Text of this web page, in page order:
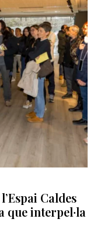
Caldes
que interpel·la